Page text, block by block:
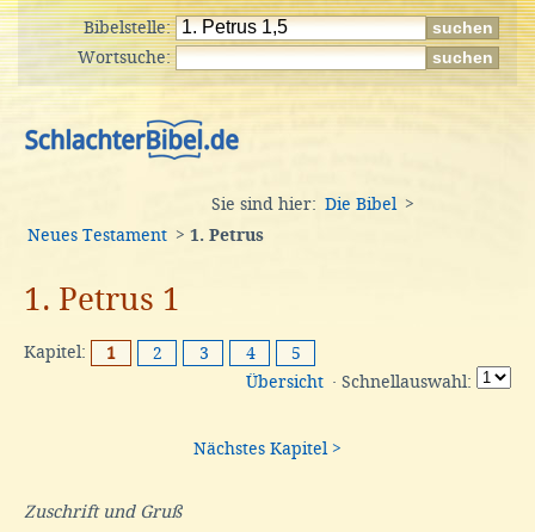
Bibelstelle:
Wortsuche:
Sie sind hier: Die Bibel
>
Neues Testament > 1. Petrus
1. Petrus 1
Kapitel: 1 2 3 4
5
Übersicht · Schnellauswahl:
Nächstes Kapitel >
Zuschrift und Gruß